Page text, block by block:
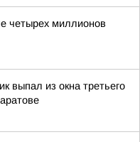
четырех миллионов
выпал из окна третьего